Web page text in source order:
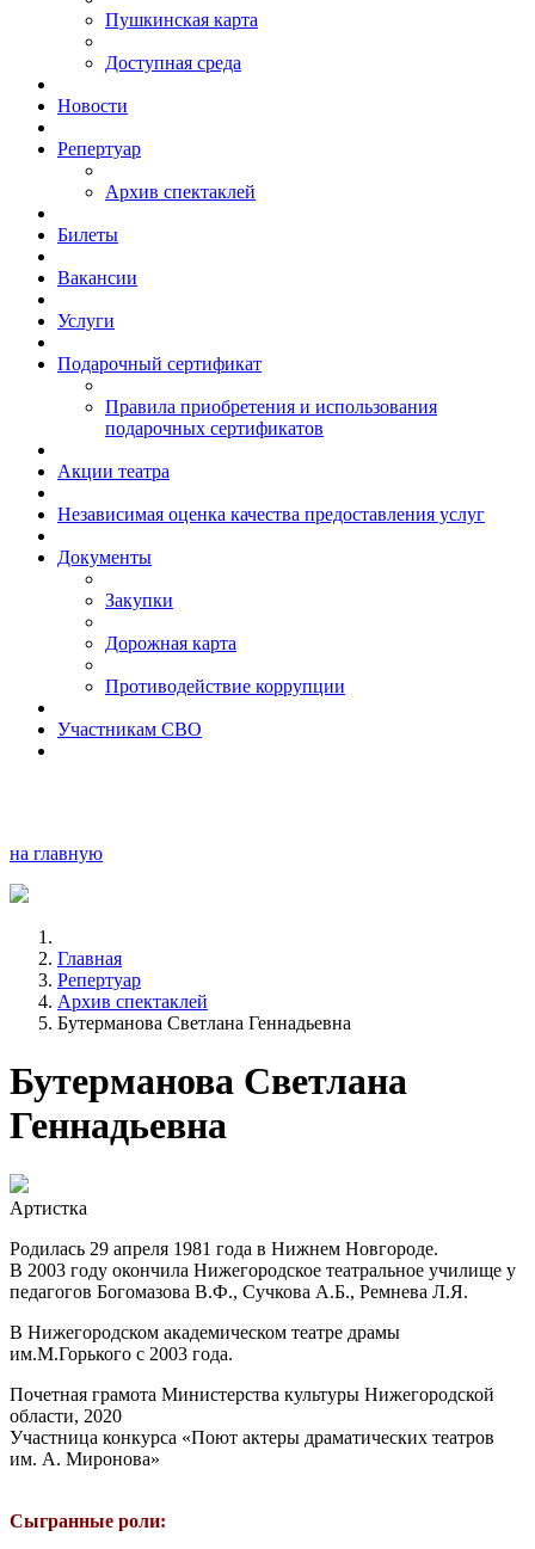
Пушкинская карта
Доступная среда
Новости
Репертуар
Архив спектаклей
Билеты
Вакансии
Услуги
Подарочный сертификат
Правила приобретения и использования
подарочных сертификатов
Акции театра
Независимая оценка качества предоставления услуг
Документы
Закупки
Дорожная карта
Противодействие коррупции
Участникам СВО
на главную
Главная
Репертуар
Архив спектаклей
Бутерманова Светлана Геннадьевна
Бутерманова Светлана
Геннадьевна
Артистка
Родилась 29 апреля 1981 года в Нижнем Новгороде.
В 2003 году окончила Нижегородское театральное училище у
педагогов Богомазова В.Ф., Сучкова А.Б., Ремнева Л.Я.
В Нижегородском академическом театре драмы
им.М.Горького с 2003 года.
Почетная грамота Министерства культуры Нижегородской
области, 2020
Участница конкурса «Поют актеры драматических театров
им. А. Миронова»
Сыгранные роли: